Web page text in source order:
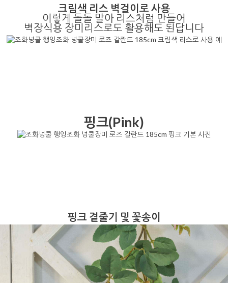
크림색 리스 벽걸이로 사용
이렇게 돌돌 말아 리스처럼 만들어
벽장식용 장미리스로도 활용해도 된답니다
핑크(Pink)
핑크 곁줄기 및 꽃송이